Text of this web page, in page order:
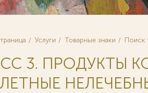
Услуги Товарные знаки Поиск
3. ПРОДУКТЫ